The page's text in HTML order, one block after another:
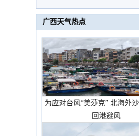
广西天气热点
为应对台风“美莎克” 北海外
回港避风